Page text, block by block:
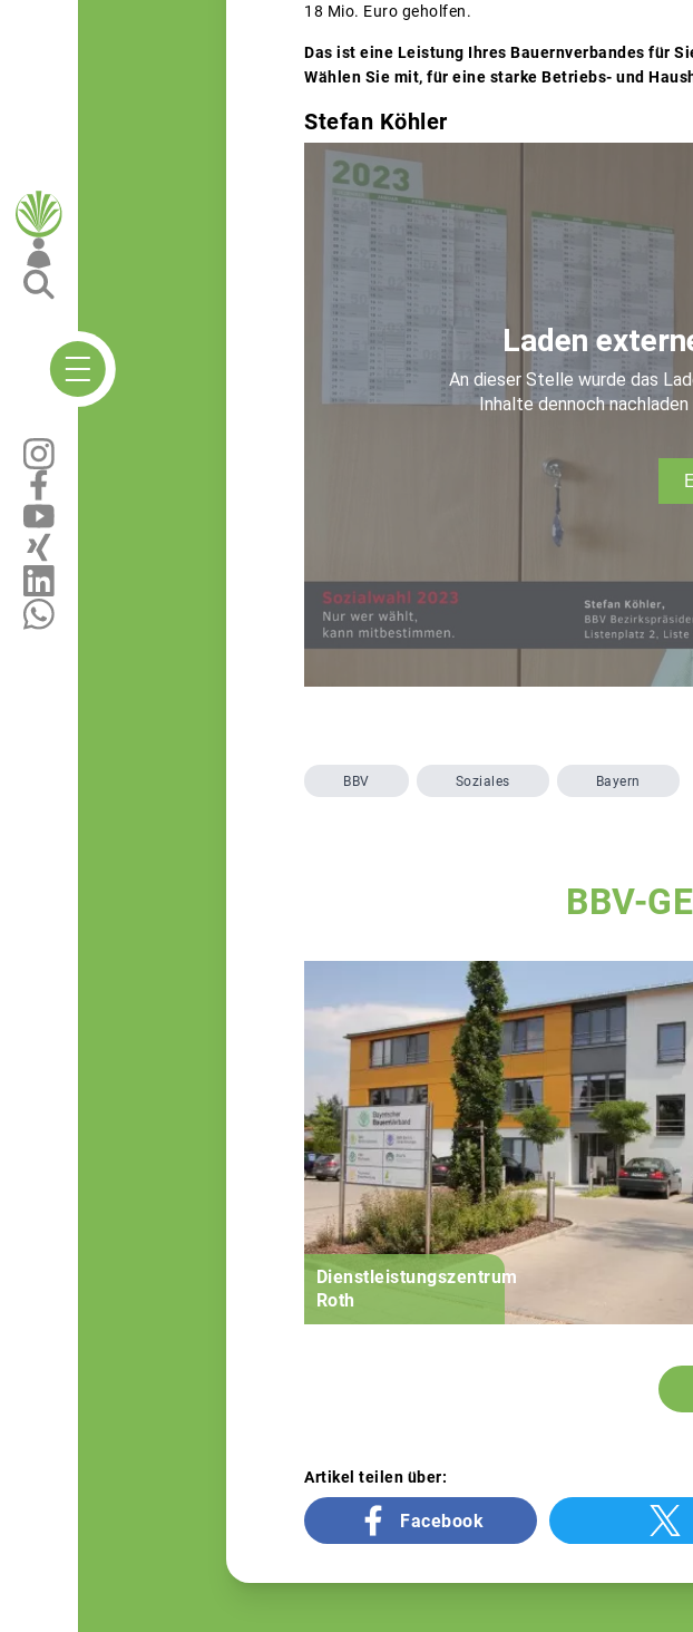
18 Mio. Euro geholfen.
Das ist eine Leistung Ihres Bauernverbandes für
Wählen Sie mit, für eine starke Betriebs- und
Stefan Köhler
BBV Soziales Bayern
BBV-
Dienstleistungszentrum
Roth
Artikel teilen über:
Facebook